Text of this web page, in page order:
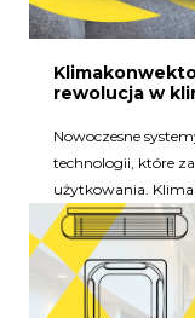
rewolucja w
Nowoczesne
technologii, które
użytkowania.